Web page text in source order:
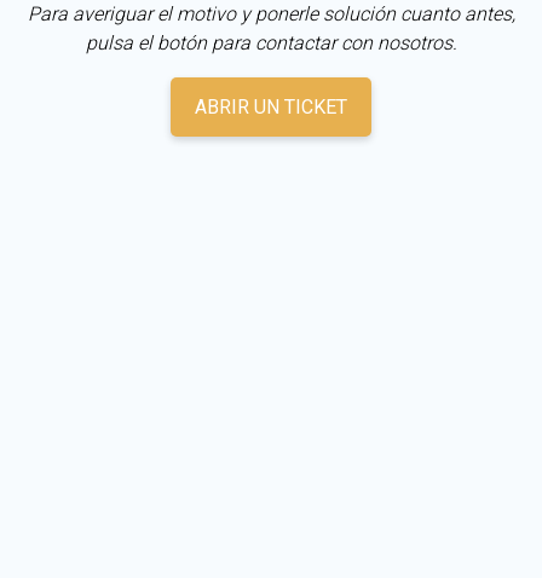
Para averiguar el motivo y ponerle solución cuanto antes,
pulsa el botón para contactar con nosotros.
ABRIR UN TICKET